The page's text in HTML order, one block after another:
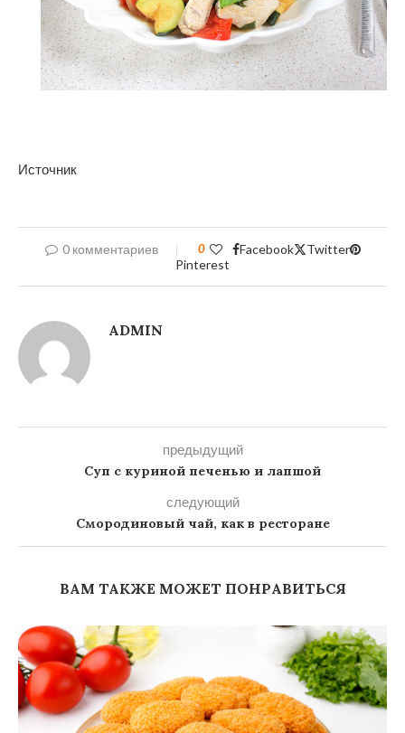
Источник
0 комментариев 0 Facebook
Twitter
Pinterest
ADMIN
предыдущий
Суп с куриной печенью и лапшой
следующий
Смородиновый чай, как в ресторане
ВАМ ТАКЖЕ МОЖЕТ ПОНРАВИТЬСЯ